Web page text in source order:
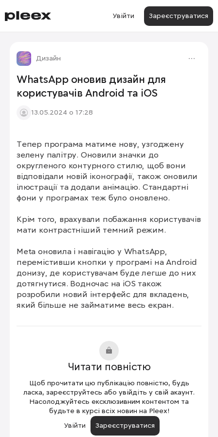
Увійти Зареєструватися
Дизайн
WhatsApp оновив дизайн для
користувачів Android та iOS
13.05.2024 о 17:28
Тепер програма матиме нову, узгоджену
зелену палітру. Оновили значки до
округленого контурного стилю, щоб вони
відповідали новій іконографії, також оновили
ілюстрації та додали анімацію. Стандартні
фони у програмах теж було оновлено.
Крім того, врахували побажання користувачів
мати контрастніший темний режим.
Meta оновила і навігацію у WhatsApp,
перемістивши кнопки у програмі на Android
донизу, де користувачам буде легше до них
дотягнутися. Водночас на iOS також
розробили новий інтерфейс для вкладень,
який більше не займатиме весь екран.
Читати повністю
Щоб прочитати цю публікацію повністю, будь
ласка, зареєструйтесь або увійдіть у свій акаунт.
Насолоджуйтесь ексклюзивним контентом та
будьте в курсі всіх новин на Pleex!
Увійти
Зареєструватися